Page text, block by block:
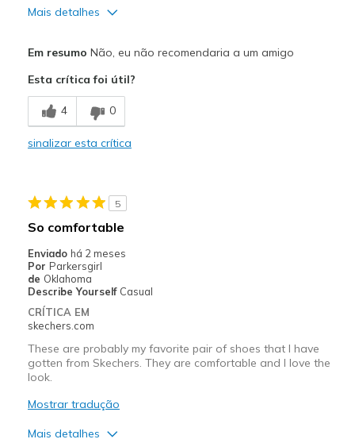
Mais detalhes
Sizing
Feels true to size
View On Shoes
I'm Into Shoes
Em resumo Não, eu não recomendaria a um amigo
Esta crítica foi útil?
4 0
sinalizar esta crítica
5
So comfortable
Enviado há 2 meses
Por Parkersgirl
de Oklahoma
Describe Yourself Casual
CRÍTICA EM
skechers.com
These are probably my favorite pair of shoes that I have
gotten from Skechers. They are comfortable and I love the
look.
Mostrar tradução
Mais detalhes